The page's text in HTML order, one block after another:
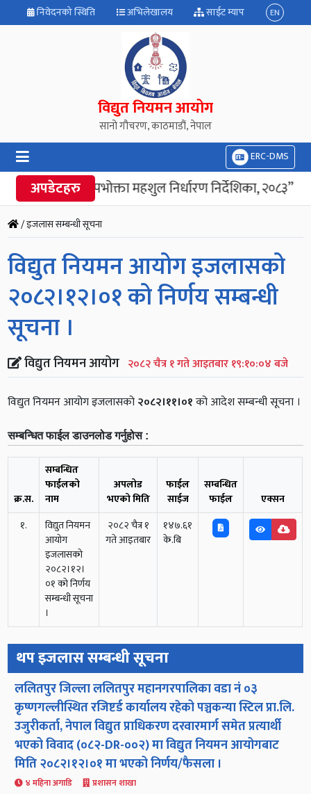
निवेदनको स्थिति अभिलेखालय साईट म्याप EN
विद्युत नियमन आयोग
सानो गौचरण, काठमाडौं, नेपाल
ERC-DMS
अपडेटहरु
“विद्युत उपभोक्ता महशुल निर्धारण निर्देशिका, २०८३”
/ इजलास सम्बन्धी सूचना
विद्युत नियमन आयोग इजलासको
२०८२।१२।०१ को निर्णय सम्बन्धी
सूचना ।
विद्युत नियमन आयोग २०८२ चैत्र १ गते आइतबार १९:१०:०४ बजे
विद्युत नियमन आयोग इजलासको२०८२।११।०१को आदेश सम्बन्धी सूचना ।
सम्बन्धित फाईल डाउनलोड गर्नुहोस :
क्र.स.
सम्बन्धित
फाईलको
नाम
अपलोड
भएको मिति
फाईल
साईज
सम्बन्धित
फाईल
एक्सन
१.
विद्युत नियमन
आयोग
इजलासको
२०८२।१२।
०१ को निर्णय
सम्बन्धी सूचना
।
२०८२ चैत्र १
गते आइतबार
१४७.६१
के.बि
थप इजलास सम्बन्धी सूचना
ललितपुर जिल्ला ललितपुर महानगरपालिका वडा नं ०३
कृष्णगल्लीस्थित रजिष्टर्ड कार्यालय रहेको पञ्चकन्या स्टिल प्रा.लि.
उजुरीकर्ता, नेपाल विद्युत प्राधिकरण दरवारमार्ग समेत प्रत्यार्थी
भएको विवाद (०८२-DR-००२) मा विद्युत नियमन आयोगबाट
मिति २०८२।१२।०१ मा भएको निर्णय/फैसला ।
४ महिना अगाडि प्रशासन शाखा